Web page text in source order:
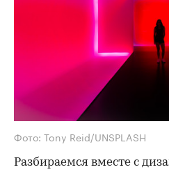
Фото: Tony Reid/UNSPLASH
Разбираемся вместе с